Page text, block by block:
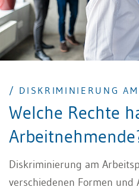
/ DISKRIMINIERUNG AM
Welche Rechte
Diskriminierung am
verschiedenen Formen